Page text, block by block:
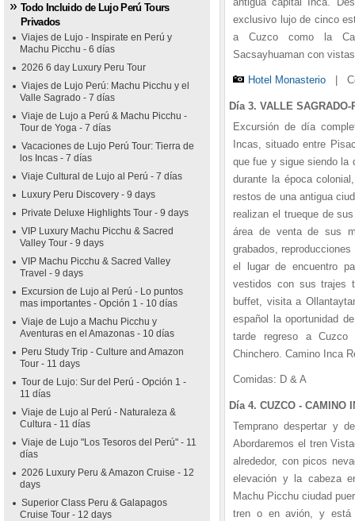
Todo Incluido de Lujo Perú Tours
Privados
Viajes de Lujo - Inspirate en Perú y
Machu Picchu - 6 días
2026 6 day Luxury Peru Tour
Viajes de Lujo Perú: Machu Picchu y el
Valle Sagrado - 7 días
Viaje de Lujo a Perú & Machu Picchu -
Tour de Yoga - 7 días
Vacaciones de Lujo Perú Tour: Tierra de
los Incas - 7 días
Viaje Cultural de Lujo al Perú - 7 días
Luxury Peru Discovery - 9 days
Private Deluxe Highlights Tour - 9 days
VIP Luxury Machu Picchu & Sacred
Valley Tour - 9 days
VIP Machu Picchu & Sacred Valley
Travel - 9 days
Excursion de Lujo al Perú - Lo puntos
mas importantes - Opción 1 - 10 días
Viaje de Lujo a Machu Picchu y
Aventuras en el Amazonas - 10 días
Peru Study Trip - Culture and Amazon
Tour - 11 days
Tour de Lujo: Sur del Perú - Opción 1 -
11 días
Viaje de Lujo al Perú - Naturaleza &
Cultura - 11 días
Viaje de Lujo "Los Tesoros del Perú" - 11
días
2026 Luxury Peru & Amazon Cruise - 12
days
Superior Class Peru & Galapagos
Cruise Tour - 12 days
exclusivo lujo de cinco
a Cuzco como la
Sacsayhuaman con
Hotel Monasterio
Día 3. VALLE
Excursión de día
Incas, situado entre
que fue y sigue siendo la
durante la época
restos de una antigua
realizan el trueque de
área de venta de sus
grabados,
el lugar de encuentro
vestidos con sus trajes
buffet, visita a
español la oportunidad
tarde regreso a
Chinchero. Camino Inca
Comidas: D & A
Día 4. CUZCO - CAMINO
Temprano despertar y
Abordaremos el tren
alrededor, con picos
elevación y la cabeza
Machu Picchu ciudad
tren o en avión, y está